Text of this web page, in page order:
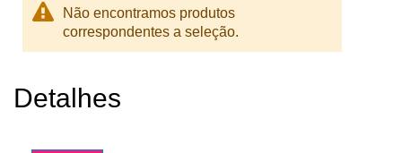
Não encontramos produtos
correspondentes a seleção.
Detalhes